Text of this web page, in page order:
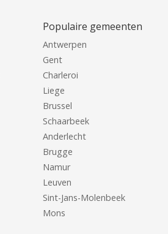
Populaire gemeenten
Antwerpen
Gent
Charleroi
Liege
Brussel
Schaarbeek
Anderlecht
Brugge
Namur
Leuven
Sint-Jans-Molenbeek
Mons